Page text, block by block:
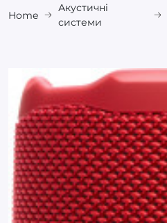
Home
Акустичні
системи